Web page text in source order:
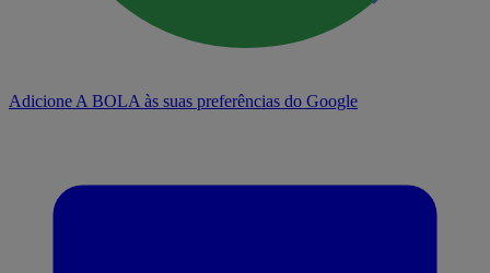
Adicione A BOLA às suas preferências do Google